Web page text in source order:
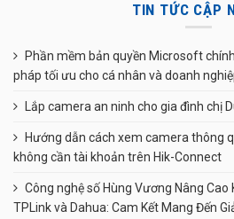
TIN TỨC CẬP
Phần mềm bản quyền Microsoft
pháp tối ưu cho cá nhân và doanh
Lắp camera an ninh cho gia đình chị
Hướng dẫn cách xem camera thông
không cần tài khoản trên Hik-Connect
Công nghệ số Hùng Vương Nâng Cao
TPLink và Dahua: Cam Kết Mang Đến